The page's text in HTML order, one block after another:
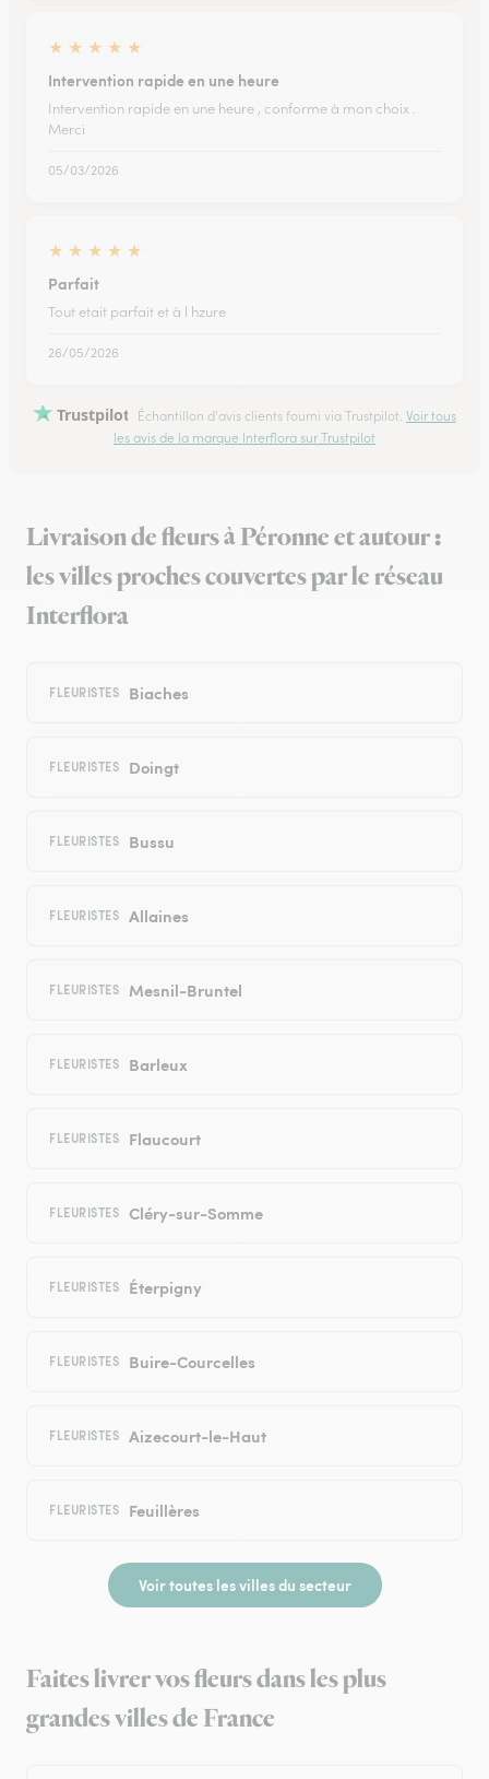
★ ★ ★ ★ ★
Intervention rapide en une heure
Intervention rapide en une heure , conforme à mon choix .
Merci
05/03/2026
★ ★ ★ ★ ★
Parfait
Tout etait parfait et à l hzure
26/05/2026
Trustpilot Échantillon d'avis clients fourni via Trustpilot. Voir tous
les avis de la marque Interflora sur Trustpilot
Livraison de fleurs à Péronne et autour :
les villes proches couvertes par le réseau
Interflora
FLEURISTES Biaches
FLEURISTES Doingt
FLEURISTES Bussu
FLEURISTES Allaines
FLEURISTES Mesnil-Bruntel
FLEURISTES Barleux
FLEURISTES Flaucourt
FLEURISTES Cléry-sur-Somme
FLEURISTES Éterpigny
FLEURISTES Buire-Courcelles
FLEURISTES Aizecourt-le-Haut
FLEURISTES Feuillères
Voir toutes les villes du secteur
Faites livrer vos fleurs dans les plus
grandes villes de France